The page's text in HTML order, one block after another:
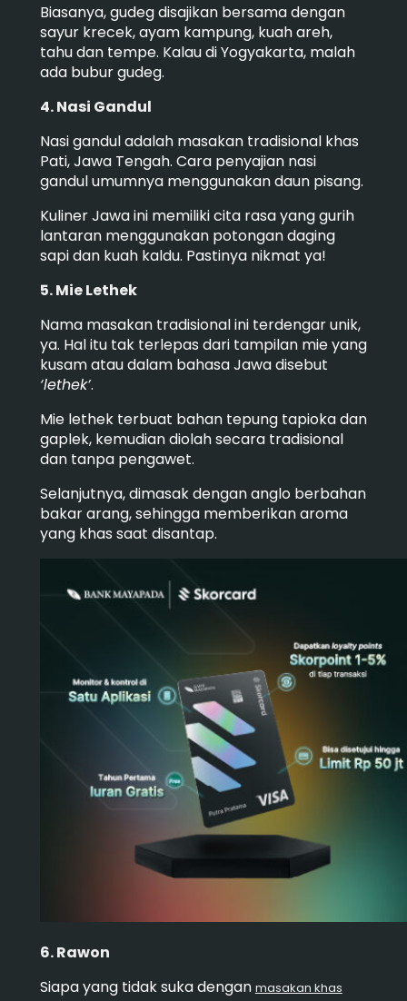
Biasanya, gudeg disajikan bersama dengan
sayur krecek, ayam kampung, kuah areh,
tahu dan tempe. Kalau di Yogyakarta, malah
ada bubur gudeg.
4. Nasi Gandul
Nasi gandul adalah masakan tradisional khas
Pati, Jawa Tengah. Cara penyajian nasi
gandul umumnya menggunakan daun pisang.
Kuliner Jawa ini memiliki cita rasa yang gurih
lantaran menggunakan potongan daging
sapi dan kuah kaldu. Pastinya nikmat ya!
5. Mie Lethek
Nama masakan tradisional ini terdengar unik,
ya. Hal itu tak terlepas dari tampilan mie yang
kusam atau dalam bahasa Jawa disebut
‘lethek’.
Mie lethek terbuat bahan tepung tapioka dan
gaplek, kemudian diolah secara tradisional
dan tanpa pengawet.
Selanjutnya, dimasak dengan anglo berbahan
bakar arang, sehingga memberikan aroma
yang khas saat disantap.
6. Rawon
Siapa yang tidak suka dengan masakan khas